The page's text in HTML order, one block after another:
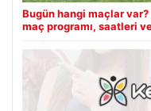
Bugün hangi maçlar
maç programı, saatleri